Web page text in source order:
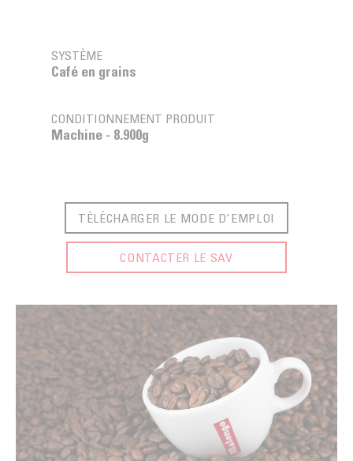
SYSTÈME
Café en grains
CONDITIONNEMENT PRODUIT
Machine - 8.900g
TÉLÉCHARGER LE MODE D'EMPLOI
CONTACTER LE SAV